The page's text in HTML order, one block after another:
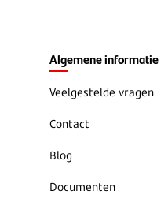
Algemene informatie
Veelgestelde vragen
Contact
Blog
Documenten